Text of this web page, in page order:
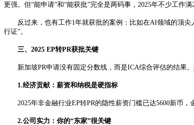
更强。但“能申请”和“能获批”完全是两码事，2025年不少工作
反过来，也有工作1年就获批的案例：比如在AI领域的顶尖
行证”。
三、2025 EP转PR获批关键
新加坡PR申请没有固定分数线，而是ICA综合评估的结果。
1.经济贡献：薪资和纳税是硬指标
2025年非金融行业EP转PR的隐性薪资门槛已达5600新币，
2.公司实力：你的“东家”很关键